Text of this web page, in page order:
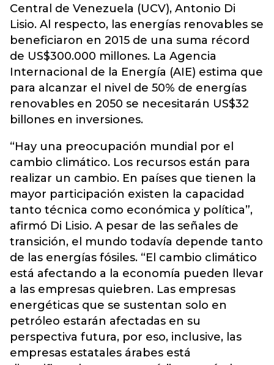
Central de Venezuela (UCV), Antonio Di
Lisio. Al respecto, las energías renovables se
beneficiaron en 2015 de una suma récord
de US$300.000 millones. La Agencia
Internacional de la Energía (AIE) estima que
para alcanzar el nivel de 50% de energías
renovables en 2050 se necesitarán US$32
billones en inversiones.
“Hay una preocupación mundial por el
cambio climático. Los recursos están para
realizar un cambio. En países que tienen la
mayor participación existen la capacidad
tanto técnica como económica y política”,
afirmó Di Lisio. A pesar de las señales de
transición, el mundo todavía depende tanto
de las energías fósiles. “El cambio climático
está afectando a la economía pueden llevar
a las empresas quiebren. Las empresas
energéticas que se sustentan solo en
petróleo estarán afectadas en su
perspectiva futura, por eso, inclusive, las
empresas estatales árabes está